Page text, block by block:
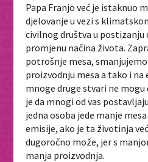
Papa Franjo već je istaknuo
djelovanje u vezi s
civilnog društva u
promjenu načina života.
potrošnje mesa,
proizvodnju mesa a tako i na
mnoge druge stvari ne
je da mnogi od vas
jedna osoba jede manje
emisije, ako je ta životinja
dugoročno može, jer s
manja proizvodnja.